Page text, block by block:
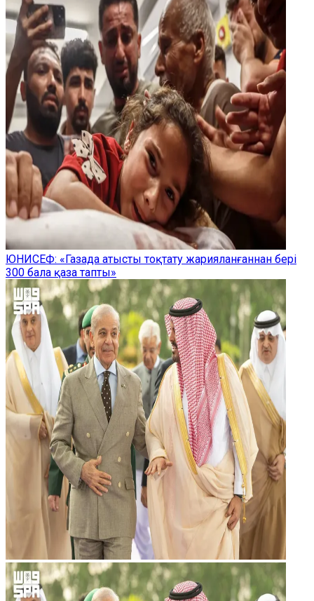
ЮНИСЕФ: «Газада атысты тоқтату жарияланғаннан бері
300 бала қаза тапты»